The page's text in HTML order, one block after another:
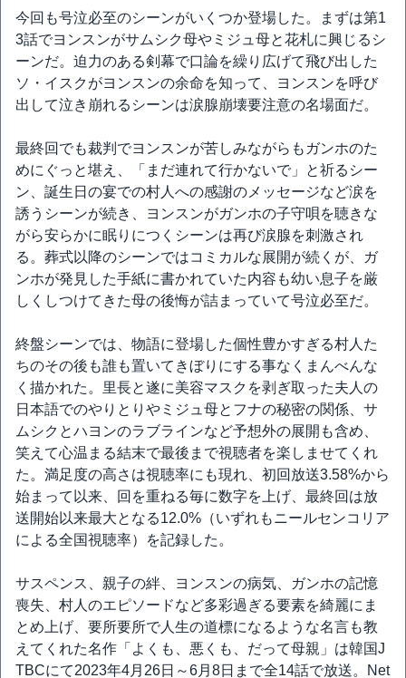
今回も号泣必至のシーンがいくつか登場した。まずは第1
3話でヨンスンがサムシク母やミジュ母と花札に興じるシ
ーンだ。迫力のある剣幕で口論を繰り広げて飛び出した
ソ・イスクがヨンスンの余命を知って、ヨンスンを呼び
出して泣き崩れるシーンは涙腺崩壊要注意の名場面だ。
最終回でも裁判でヨンスンが苦しみながらもガンホのた
めにぐっと堪え、「まだ連れて行かないで」と祈るシー
ン、誕生日の宴での村人への感謝のメッセージなど涙を
誘うシーンが続き、ヨンスンがガンホの子守唄を聴きな
がら安らかに眠りにつくシーンは再び涙腺を刺激され
る。葬式以降のシーンではコミカルな展開が続くが、ガ
ンホが発見した手紙に書かれていた内容も幼い息子を厳
しくしつけてきた母の後悔が詰まっていて号泣必至だ。
終盤シーンでは、物語に登場した個性豊かすぎる村人た
ちのその後も誰も置いてきぼりにする事なくまんべんな
く描かれた。里長と遂に美容マスクを剥ぎ取った夫人の
日本語でのやりとりやミジュ母とフナの秘密の関係、サ
ムシクとハヨンのラブラインなど予想外の展開も含め、
笑えて心温まる結末で最後まで視聴者を楽しませてくれ
た。満足度の高さは視聴率にも現れ、初回放送3.58%から
始まって以来、回を重ねる毎に数字を上げ、最終回は放
送開始以来最大となる12.0%（いずれもニールセンコリア
による全国視聴率）を記録した。
サスペンス、親子の絆、ヨンスンの病気、ガンホの記憶
喪失、村人のエピソードなど多彩過ぎる要素を綺麗にま
とめ上げ、要所要所で人生の道標になるような名言も教
えてくれた名作「よくも、悪くも、だって母親」は韓国J
TBCにて2023年4月26日～6月8日まで全14話で放送。Net